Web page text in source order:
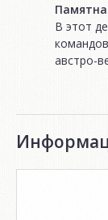
В этот
австро-